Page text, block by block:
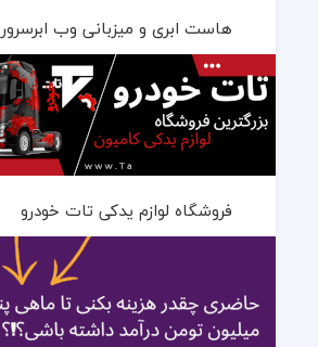
هاست ابری و میزبانی وب ابرسرور
فروشگاه لوازم یدکی تات خودرو